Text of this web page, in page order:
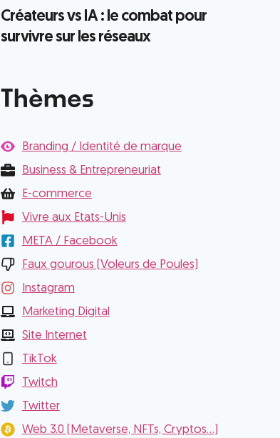
Créateurs vs IA : le combat pour
survivre sur les réseaux
Thèmes
Branding / Identité de marque
Business & Entrepreneuriat
E-commerce
Vivre aux Etats-Unis
META / Facebook
Faux gourous (Voleurs de Poules)
Instagram
Marketing Digital
Site Internet
TikTok
Twitch
Twitter
Web 3.0 (Metaverse, NFTs, Cryptos...)